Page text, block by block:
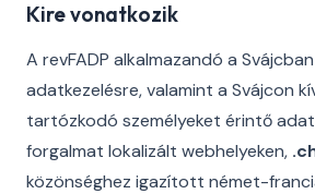
Kire vonatkozik
A revFADP alkalmazandó a
adatkezelésre, valamint a Svájcon
tartózkodó személyeket érintő
forgalmat lokalizált webhelyeken,
közönséghez igazított német-